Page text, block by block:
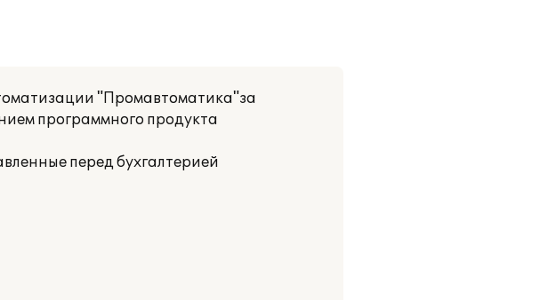
"Промавтоматика"за
программного продукта
перед бухгалтерией